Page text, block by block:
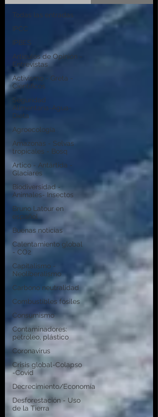
Todas las entradas
IPCC
IPBES
Artículos de Opinión -
Entrevistas
Activismo - Greta -
Científicos
Seguridad
Alimentaria-Agua-
Dieta
Agroecología
Amazonas - Selvas
tropicales - Bosq
Artico - Antártida -
Glaciares
Biodiversidad -
Animales- Insectos
Bruno Latour en
español
Buenas noticias
Calentamiento global
- CO2
Capitalismo -
Neoliberalismo
Carbono neutralidad
Combustibles fósiles
Consumismo
Contaminadores:
petróleo, plástico
Coronavirus
Crisis global-Colapso
-Covid
Decrecimiento/Economía
Desforestación - Uso
de la Tierra